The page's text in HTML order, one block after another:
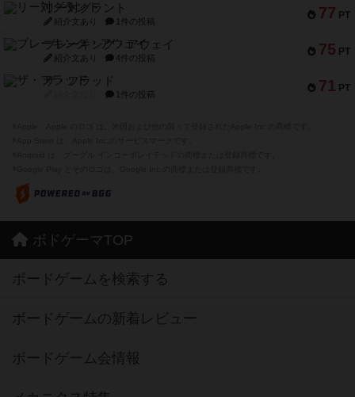
77 PT
リー対グラント
紹介文あり 1件の投稿
75 PT
ブレーキング・アウェイ
紹介文あり 4件の投稿
71 PT
ザ・フラッド
1件の投稿
ボドゲーマTOP
ボードゲームを検索する
ボードゲームの新着レビュー
ボードゲーム会情報